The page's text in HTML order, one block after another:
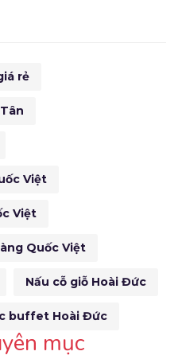
rẻ
Việt
Việt
Quốc Việt
Nấu cỗ giỗ Hoài Đức
buffet Hoài Đức
mục